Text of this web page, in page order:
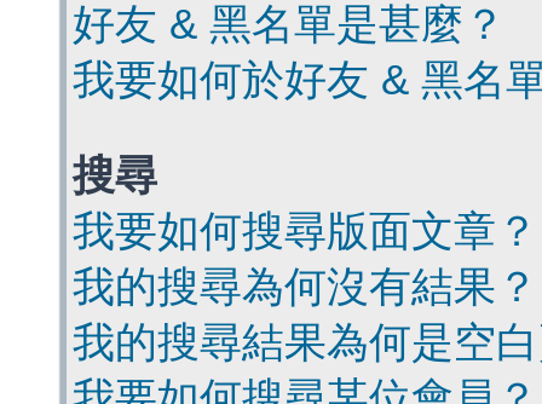
好友 & 黑名單是甚麼？
我要如何於好友 & 黑名
搜尋
我要如何搜尋版面文章？
我的搜尋為何沒有結果？
我的搜尋結果為何是空